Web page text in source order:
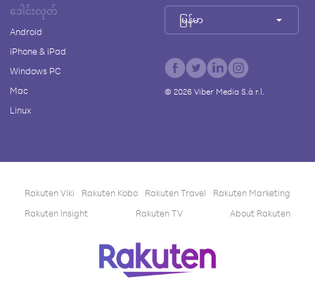
ဒေါင်းလုတ်
Android
iPhone & iPad
Windows PC
Mac
Linux
မြန်မာ
© 2026Viber Media S.à r.l.
Rakuten Viki Rakuten Kobo Rakuten Travel
Rakuten Marketing
Rakuten Insight
Rakuten TV About Rakuten